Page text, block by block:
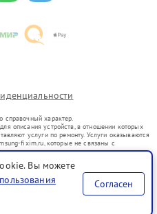
справочный характер.
описания устройств, в отношении которых
услуги по ремонту. Услуги оказываются
fixim.ru, которые не связаны с
представителями.
в гражданский оборот в соответствии
индивидуализации услуг или введения
о предоставляемых услугах по
публичной офертой, определяемой
РФ
Вы можете
Согласен